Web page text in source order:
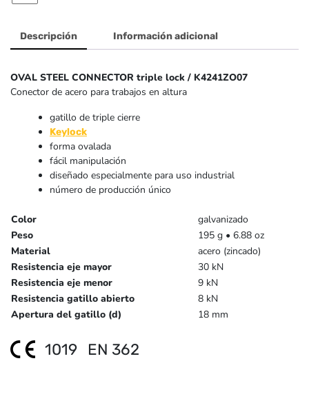
Descripción Información adicional
OVAL STEEL CONNECTOR triple lock / K4241ZO07
Conector de acero para trabajos en altura
gatillo de triple cierre
Keylock
forma ovalada
fácil manipulación
diseñado especialmente para uso industrial
número de producción único
Color
galvanizado
Peso
195 g • 6.88 oz
Material
acero (zincado)
Resistencia eje mayor
30 kN
Resistencia eje menor
9 kN
Resistencia gatillo abierto
8 kN
Apertura del gatillo (d)
18 mm
1019 EN 362